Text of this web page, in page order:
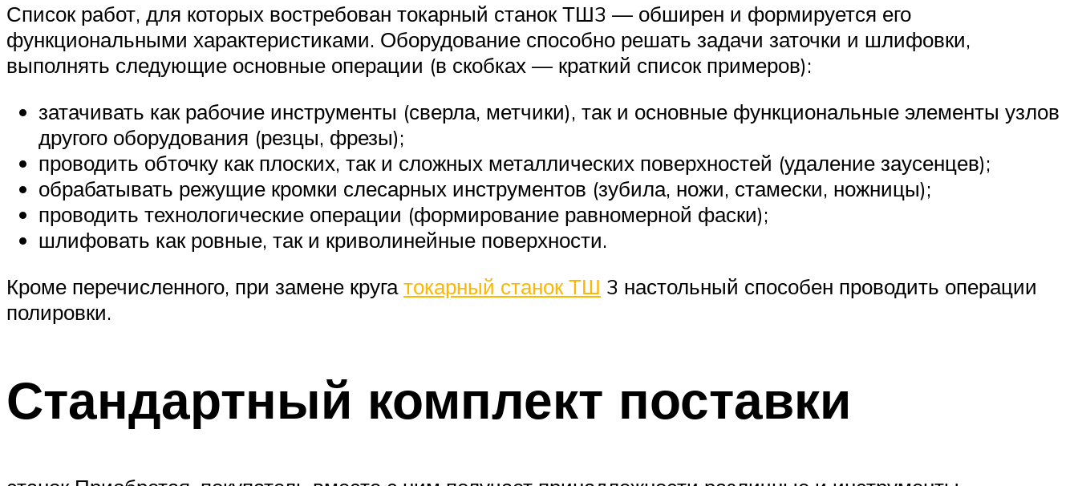
Список работ, для которых востребован токарный станок ТШ3 — обширен и формируется его
функциональными характеристиками. Оборудование способно решать задачи заточки и шлифовки,
выполнять следующие основные операции (в скобках — краткий список примеров):
затачивать как рабочие инструменты (сверла, метчики), так и основные функциональные элементы узлов
другого оборудования (резцы, фрезы);
проводить обточку как плоских, так и сложных металлических поверхностей (удаление заусенцев);
обрабатывать режущие кромки слесарных инструментов (зубила, ножи, стамески, ножницы);
проводить технологические операции (формирование равномерной фаски);
шлифовать как ровные, так и криволинейные поверхности.
Кроме перечисленного, при замене кругатокарный станок ТШ 3 настольный способен проводить операции
полировки.
Стандартный комплект поставки